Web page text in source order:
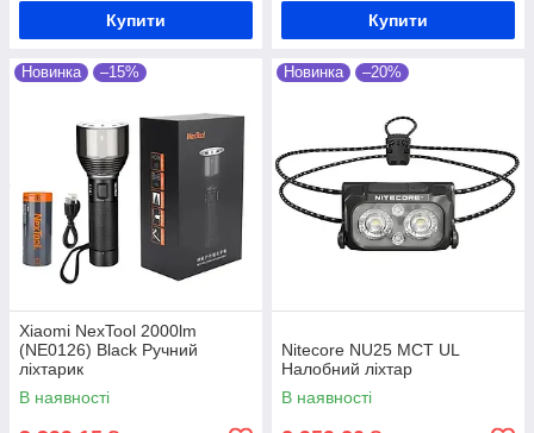
0 5
Побутове використання
Аксесуари необхідні для вирішення
речей в недоступних місцях, ремонт або
підготовка їжі в недостатньо освітленому
просторі.
06
6
Подорожі
природній або малознайомій місцевості,
даний пристрій може стати незамінним
Купити Купити
Новинка –15%
Xiaomi NexTool 2000lm
(NE0126) Black Ручний
ліхтарик
В наявності
Новинка –20%
Nitecore NU25 MCT UL
Налобний ліхтар
В наявності